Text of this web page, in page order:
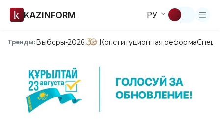
KAZINFORM РУ
Тренды:Выборы-2026 Конституционная реформа